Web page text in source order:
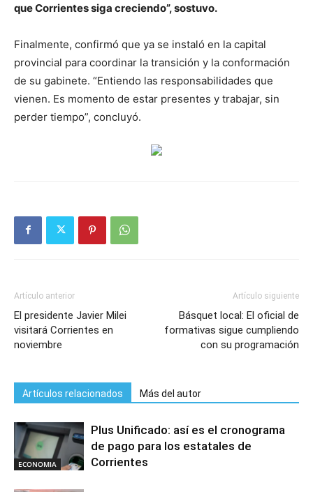
que Corrientes siga creciendo”, sostuvo.
Finalmente, confirmó que ya se instaló en la capital
provincial para coordinar la transición y la conformación
de su gabinete. “Entiendo las responsabilidades que
vienen. Es momento de estar presentes y trabajar, sin
perder tiempo”, concluyó.
Artículo anterior
El presidente Javier Milei
visitará Corrientes en
noviembre
Artículo siguiente
Básquet local: El oficial de
formativas sigue cumpliendo
con su programación
Artículos relacionados Más del autor
ECONOMIA
Plus Unificado: así es el cronograma
de pago para los estatales de
Corrientes